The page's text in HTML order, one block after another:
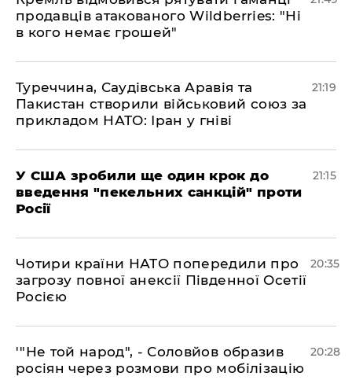
продавців атакованого Wildberries: "Ні
в кого немає грошей"
​Туреччина, Саудівська Аравія та
Пакистан створили військовий союз за
прикладом НАТО: Іран у гніві
21:19
​У США зробили ще один крок до
введення "пекельних санкцій" проти
Росії
21:15
​Чотири країни НАТО попередили про
загрозу повної анексії Південної Осетії
Росією
20:35
​'"Не той народ", - Соловйов образив
росіян через розмови про мобілізацію
20:28